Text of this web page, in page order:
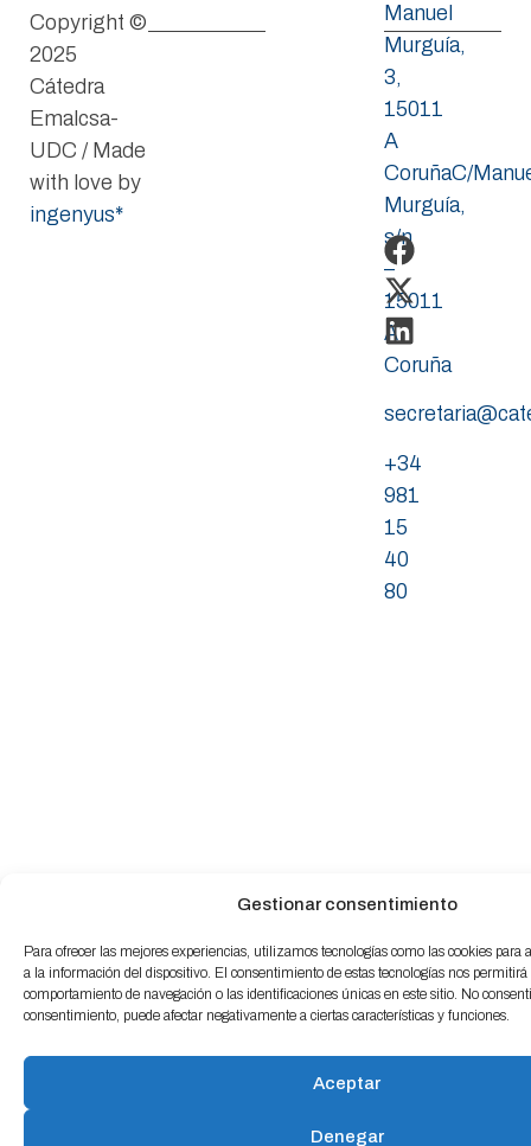
Gestionar consentimiento
Para ofrecer las mejores experiencias, utilizamos tecnologías como las cookies para
a la información del dispositivo. El consentimiento de estas tecnologías nos permitirá
comportamiento de navegación o las identificaciones únicas en este sitio. No
consentimiento, puede afectar negativamente a ciertas características y funciones.
Aceptar
Denegar
Manuel
Murguía,
3,
15011
A
CoruñaC/
Murguía,
s/n
–
15011
A
Coruña
+34
981
15
40
80
Copyright ©
2025
Cátedra
Emalcsa-
UDC / Made
with love by
ingenyus*